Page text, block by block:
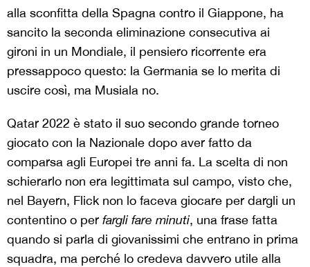
alla sconfitta della Spagna contro il Giappone, ha
sancito la seconda eliminazione consecutiva ai
gironi in un Mondiale, il pensiero ricorrente era
pressappoco questo: la Germania se lo merita di
uscire così, ma Musiala no.
Qatar 2022 è stato il suo secondo grande torneo
giocato con la Nazionale dopo aver fatto da
comparsa agli Europei tre anni fa. La scelta di non
schierarlo non era legittimata sul campo, visto che,
nel Bayern, Flick non lo faceva giocare per dargli un
contentino o per fargli fare minuti, una frase fatta
quando si parla di giovanissimi che entrano in prima
squadra, ma perché lo credeva davvero utile alla